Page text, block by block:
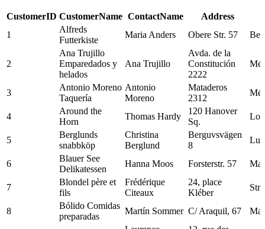
CustomerID CustomerName ContactName
Address
1
Alfreds
Futterkiste
Maria Anders Obere Str. 57
2
Ana Trujillo
Emparedados y
helados
Ana Trujillo
Avda. de la
Constitución
2222
3
Antonio Moreno
Taquería
Antonio
Moreno
Mataderos
2312
4
Around the
Horn
Thomas Hardy
120 Hanover
Sq.
5
Berglunds
snabbköp
Christina
Berglund
Berguvsvägen
8
6
Blauer See
Delikatessen
Hanna Moos Forsterstr. 57
7
Blondel père et
fils
Frédérique
Citeaux
24, place
Kléber
8
Bólido Comidas
preparadas
Martín Sommer C/ Araquil, 67